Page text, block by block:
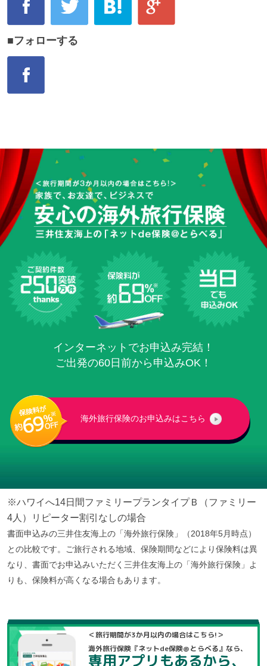
■フォローする
インターネットでお申込み完結！
ご出発の60日前から申込みOK！
海外旅行保険のお申込みはこちら
※ハワイへ14日間ファミリープランタイプＢ（ファミリー
4人）リピーター割引なしの場合
書面申込みの三井住友海上の「海外旅行保険」（2018年5月時点）
との比較です。ご旅行される地域、保険期間などにより保険料は異
なり、書面でお申込みいただく三井住友海上の「海外旅行保険」よ
りも、保険料が高くなる場合もあります。
＜旅行期間が3か月以内の場合はこちら!＞
海外旅行保険『ネットde保険＠とらべる』なら、
専用アプリもあるから、